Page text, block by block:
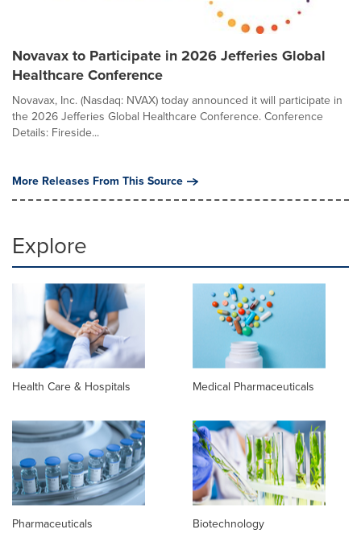
Novavax to Participate in 2026 Jefferies Global
Healthcare Conference
Novavax, Inc. (Nasdaq: NVAX) today announced it will participate in
the 2026 Jefferies Global Healthcare Conference. Conference
Details: Fireside...
More Releases From This Source
Explore
Health Care & Hospitals Medical Pharmaceuticals
Pharmaceuticals Biotechnology